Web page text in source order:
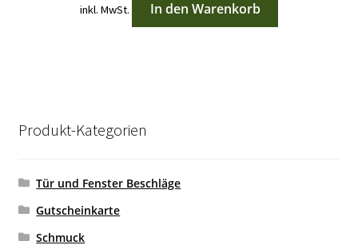
inkl. MwSt. In den Warenkorb
Produkt-Kategorien
Tür und Fenster Beschläge
Gutscheinkarte
Schmuck